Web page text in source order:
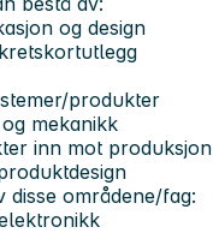
og design
produkter
mekanikk
inn mot produksjon
områdene/fag: